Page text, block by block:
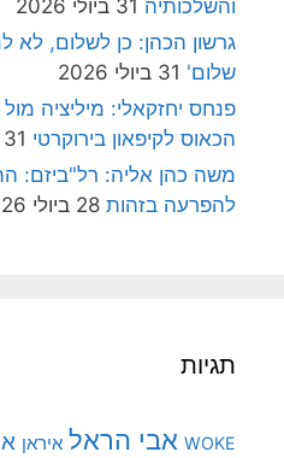
והשלכותיה 31 ביולי 2026
גרשון הכהן: כן לשלום,
שלום' 31 ביולי 2026
פנחס יחזקאלי: מיליציה
הכאוס לקיפאון בירוקרטי 31 ביולי 2026
משה כהן אליה: רל"ביזם:
להפרעה בזהות 28 ביולי 2026
תגיות
WOKE אבי הראל איראן